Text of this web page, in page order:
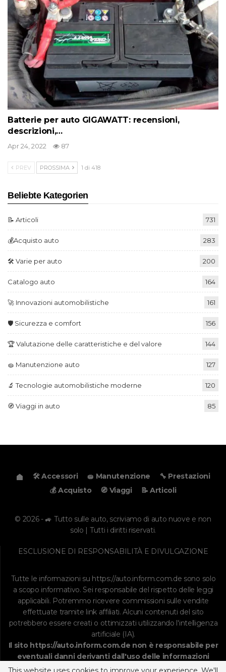
Batterie per auto GIGAWATT: recensioni,
descrizioni,…
Apr 24, 2022 87
PREV PROSSIMA 1 di 418
Beliebte Kategorien
📝 Articoli 731
💰Acquisto auto 283
🛠️ Varie per auto 200
Catalogo auto 164
🚀 Innovazioni automobilistiche 161
🛡️ Sicurezza e comfort 156
🏆 Valutazione delle caratteristiche e del valore 144
🧽 Manutenzione auto 127
🔬 Tecnologie automobilistiche moderne 120
🧭 Viaggi in auto 85
🛠️ Accessori 🧽 Manutenzione
🔧 Prestazioni
💰 Acquisto
🧭 Viaggi 📝 Articoli
© 2026 - 🚙 Tutto sulle auto, scriviamo di auto nuove e non
solo | Tutti i diritti riservati.
ESCLUSIONE DI RESPONSABILITÀ E DIVULGAZIONE
Tutte le informazioni su https://auto.inform.com.de sono solo
a scopo informativo. Sei responsabile del rispetto delle leggi
applicabili. Potremmo ricevere commissioni sulle vendite
effettuate tramite link affiliati. Alcuni contenuti del sito
potrebbero essere creati o ottimizzati utilizzando l'intelligenza
artificiale (IA).
Il sito https://auto.inform.com.de non è responsabile per
eventuali danni derivanti dall'uso delle informazioni
fornite. Continuando, accetti il disclaimer, lapolitica